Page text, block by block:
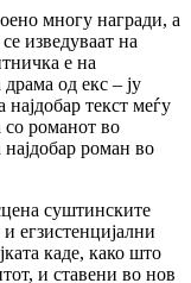
многу награди, а
изведуваат на
е на
од екс – ју
текст меѓу
со романот во
роман во
суштинските
егзистенцијални
каде, како што
и ставени во нов